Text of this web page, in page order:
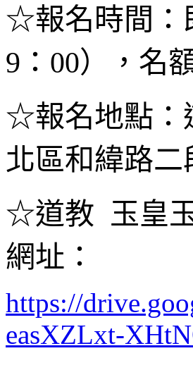
☆報名時間：
9：00），名
☆報名地點：
北區和緯路二
☆道教 玉皇
網址：
https://
easXZLxt-